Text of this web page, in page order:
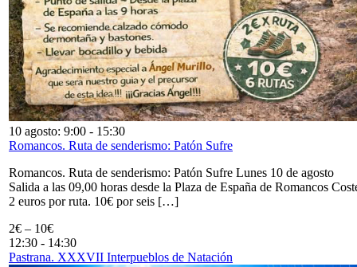
10 agosto: 9:00 - 15:30
Romancos. Ruta de senderismo: Patón Sufre
Romancos. Ruta de senderismo: Patón Sufre Lunes 10 de agosto
Salida a las 09,00 horas desde la Plaza de España de Romancos
2 euros por ruta. 10€ por seis […]
2€ – 10€
12:30 - 14:30
Pastrana. XXXVII Interpueblos de Natación